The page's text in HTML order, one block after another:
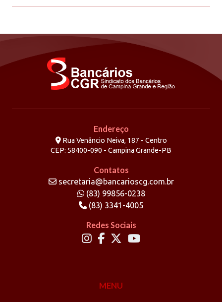
Endereço
Rua Venâncio Neiva, 187 - Centro
CEP: 58400-090 - Campina Grande-PB
Contatos
secretaria@bancarioscg.com.br
(83) 99856-0238
(83) 3341-4005
Redes Sociais
MENU